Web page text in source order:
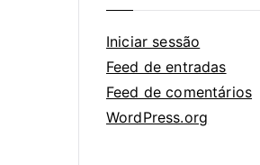
Iniciar sessão
Feed de entradas
Feed de comentários
WordPress.org